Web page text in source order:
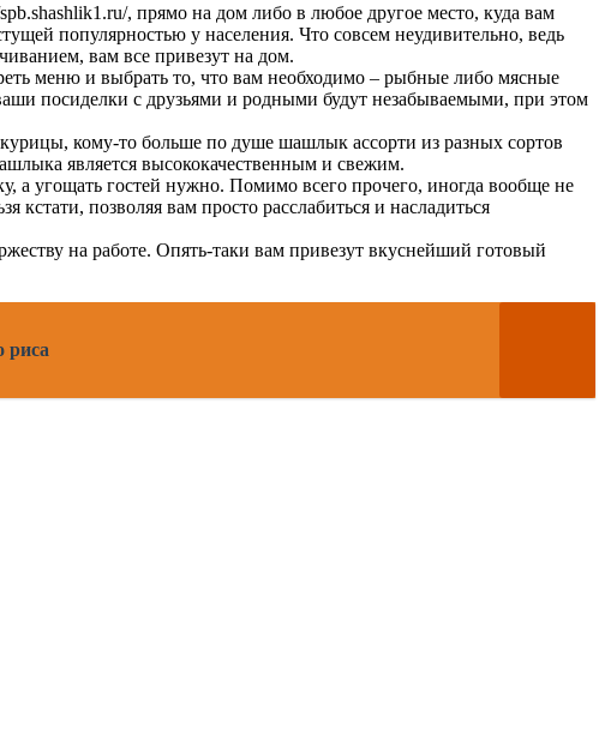
, прямо на дом либо в любое другое место, куда вам
популярностью у населения. Что совсем неудивительно, ведь
вам все привезут на дом.
меню и выбрать то, что вам необходимо – рыбные либо мясные
посиделки с друзьями и родными будут незабываемыми, при этом
кому-то больше по душе шашлык ассорти из разных сортов
является высококачественным и свежим.
а угощать гостей нужно. Помимо всего прочего, иногда вообще не
кстати, позволяя вам просто расслабиться и насладиться
на работе. Опять-таки вам привезут вкуснейший готовый
риса